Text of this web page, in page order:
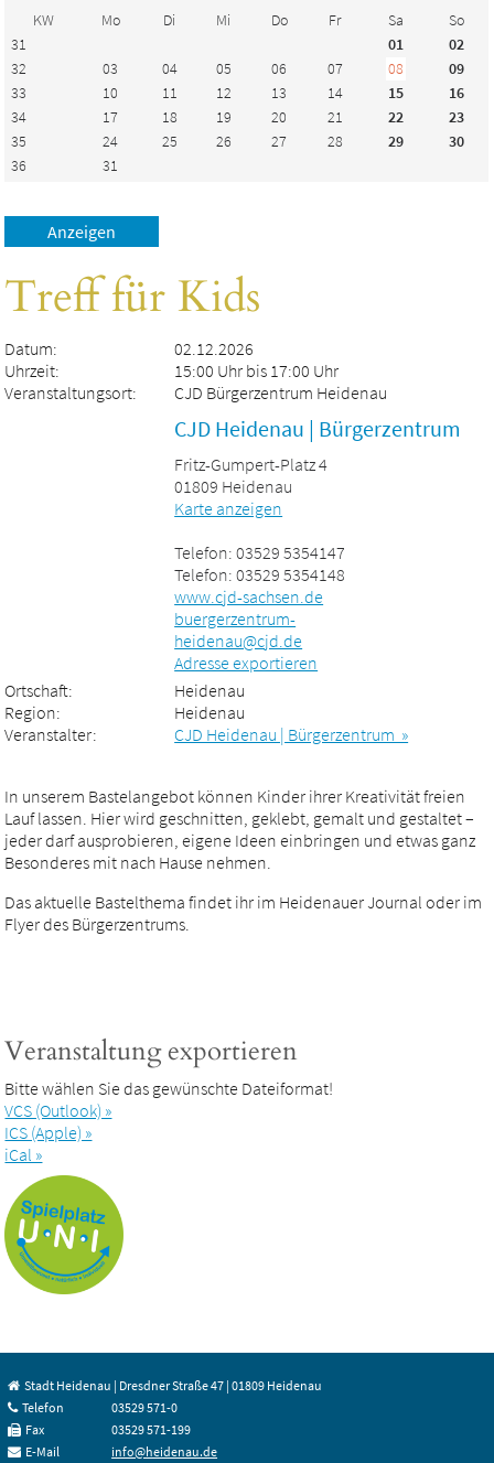
KW
Mo Di Mi Do Fr Sa
So
31
01
02
32
03 04 05 06 07 08
09
33
10 11 12 13 14 15
16
34
17 18 19 20 21 22
23
35
24 25 26 27 28 29
30
36
31
Treff für Kids
Datum:
02.12.2026
Uhrzeit:
15:00 Uhr bis 17:00 Uhr
Veranstaltungsort:
CJD Bürgerzentrum Heidenau
CJD Heidenau | Bürgerzentrum
Fritz-Gumpert-Platz 4
01809 Heidenau
Karte anzeigen
Telefon: 03529 5354147
Telefon: 03529 5354148
www.cjd-sachsen.de
buergerzentrum-
heidenau@cjd.de
Adresse exportieren
Ortschaft:
Heidenau
Region:
Heidenau
Veranstalter:
CJD Heidenau | Bürgerzentrum »
In unserem Bastelangebot können Kinder ihrer Kreativität freien
Lauf lassen. Hier wird geschnitten, geklebt, gemalt und gestaltet –
jeder darf ausprobieren, eigene Ideen einbringen und etwas ganz
Besonderes mit nach Hause nehmen.
Das aktuelle Bastelthema findet ihr im Heidenauer Journal oder im
Flyer des Bürgerzentrums.
Veranstaltung exportieren
Bitte wählen Sie das gewünschte Dateiformat!
VCS (Outlook) »
ICS (Apple) »
iCal »
Stadt Heidenau | Dresdner Straße 47 | 01809 Heidenau
Telefon
03529 571-0
Fax
03529 571-199
E-Mail
info@heidenau.de